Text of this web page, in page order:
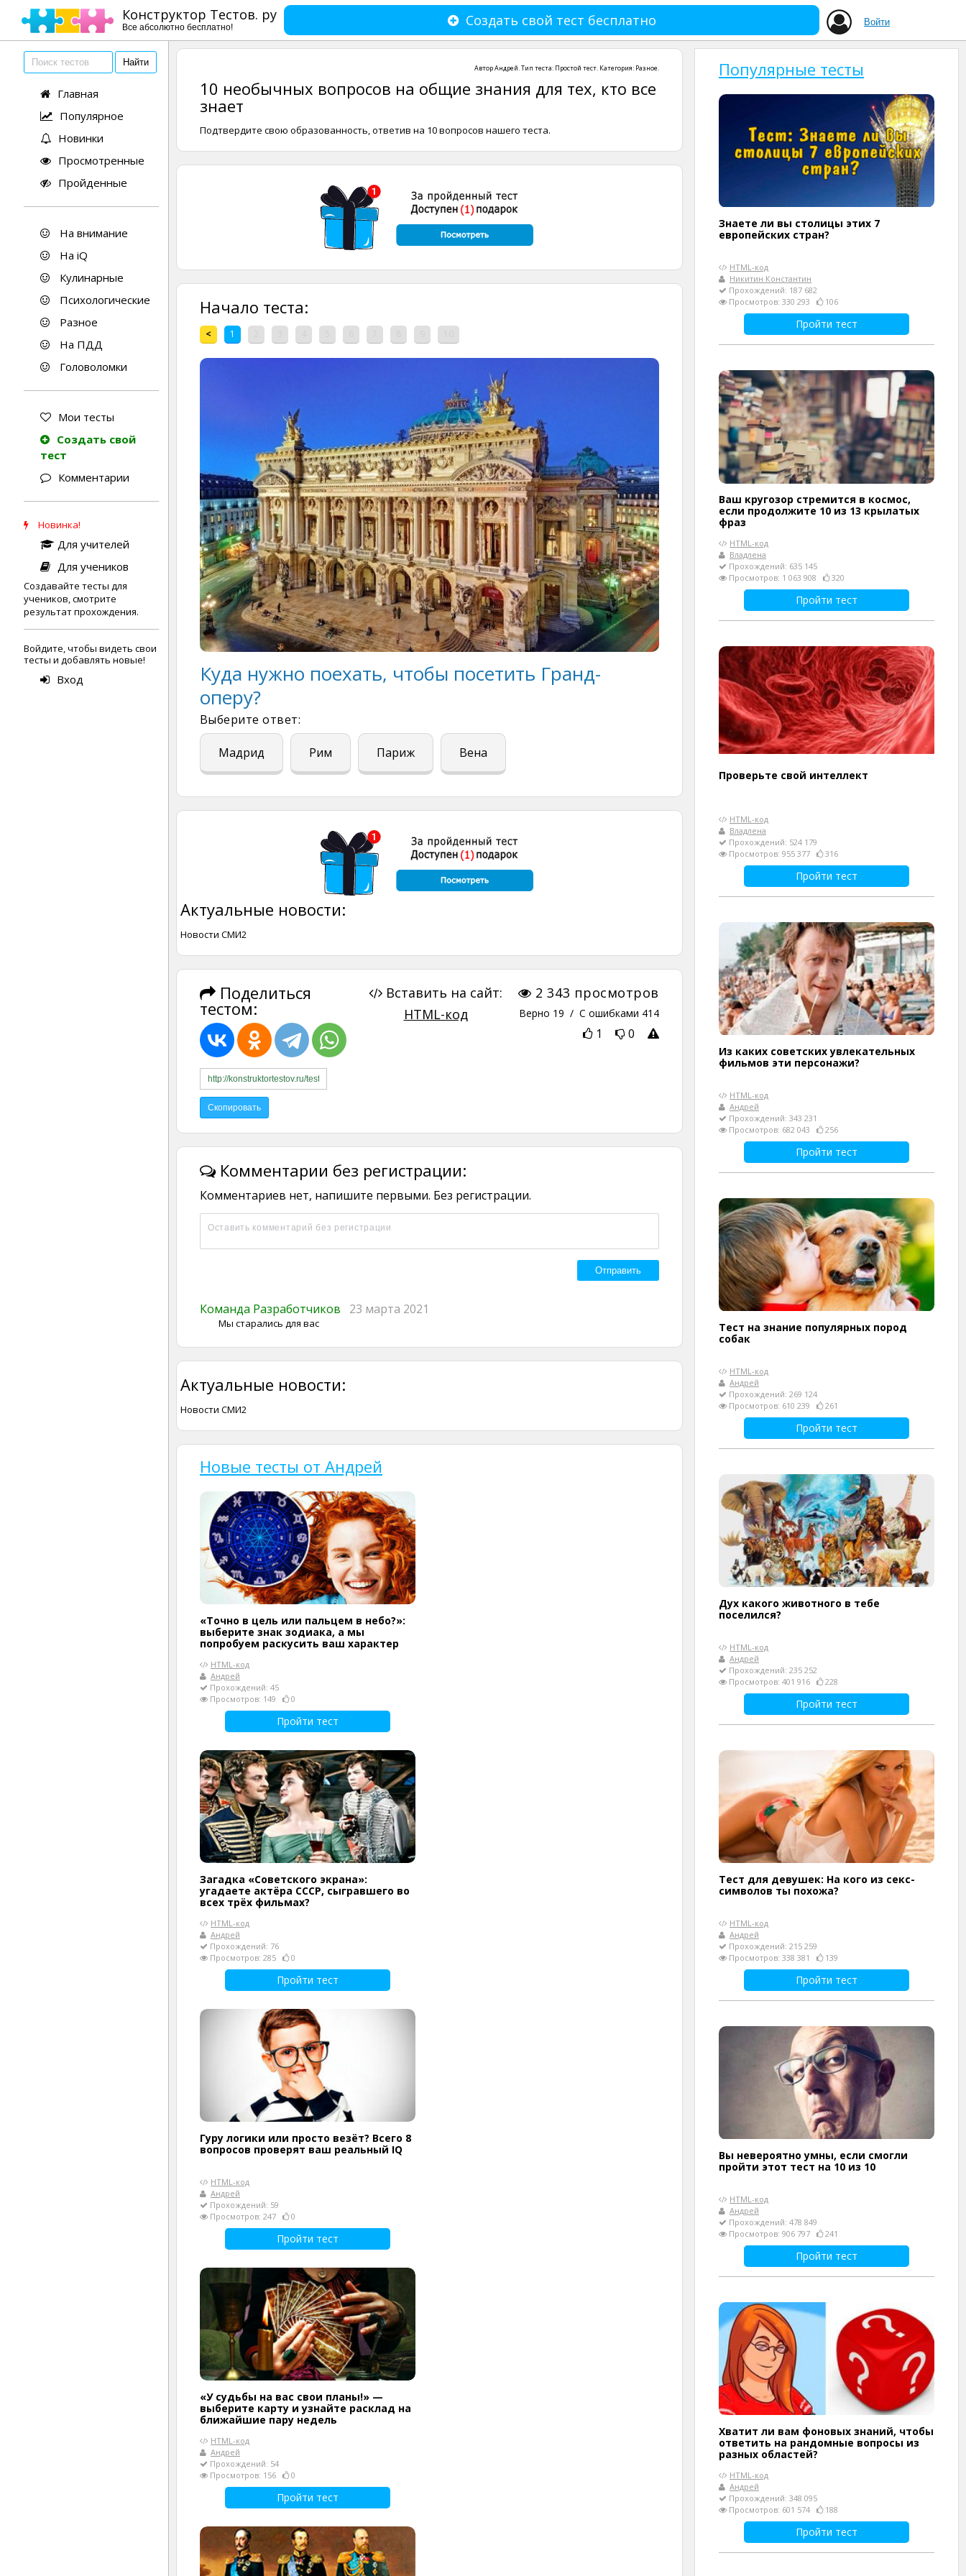
Конструктор Тестов. ру
Все абсолютно бесплатно! Войти
Создать свой тест бесплатно
Главная
Популярное
Новинки
Просмотренные
Пройденные
На внимание
На iQ
Кулинарные
Психологические
Разное
На ПДД
Головоломки
Мои тесты
Создать свой
тест
Комментарии
Новинка!
Для учителей
Для учеников
Создавайте тесты для
учеников, смотрите
результат прохождения.
Войдите, чтобы видеть свои
тесты и добавлять новые!
Вход
АвторАндрей. Тип теста: Простой тест. Категория: Разное.
10 необычных вопросов на общие знания для тех, кто все
знает
Подтвердите свою образованность, ответив на 10 вопросов нашего теста.
Начало теста:
< 1
Куда нужно поехать, чтобы посетить Гранд-
оперу?
Выберите ответ:
Мадрид Рим Париж Вена
Актуальные новости:
Новости СМИ2
Поделиться
тестом:
2 343 просмотров
Верно 19 / С ошибками 414
1 0
Вставить на сайт:
HTML-код
Комментарии без регистрации:
Комментариев нет, напишите первыми. Без регистрации.
Команда Разработчиков 23 марта 2021
Мы старались для вас
Актуальные новости:
Новости СМИ2
Новые тесты от Андрей
«Точно в цель или пальцем в небо?»:
выберите знак зодиака, а мы
попробуем раскусить ваш характер
HTML-код
Андрей
Прохождений: 45
Просмотров: 149
0
Пройти тест
Загадка «Советского экрана»:
угадаете актёра СССР, сыгравшего во
всех трёх фильмах?
HTML-код
Андрей
Прохождений: 76
Просмотров: 285
0
Пройти тест
Гуру логики или просто везёт? Всего 8
вопросов проверят ваш реальный IQ
HTML-код
Андрей
Прохождений: 59
Просмотров: 247
0
Пройти тест
«У судьбы на вас свои планы!» —
выберите карту и узнайте расклад на
ближайшие пару недель
HTML-код
Андрей
Прохождений: 54
Просмотров: 156
0
Пройти тест
Популярные тесты
Знаете ли вы столицы этих 7
европейских стран?
HTML-код
Никитин Константин
Прохождений: 187 682
Просмотров: 330 293
106
Пройти тест
Ваш кругозор стремится в космос,
если продолжите 10 из 13 крылатых
фраз
HTML-код
Владлена
Прохождений: 635 145
Просмотров: 1 063 908
320
Пройти тест
Проверьте свой интеллект
HTML-код
Владлена
Прохождений: 524 179
Просмотров: 955 377
316
Пройти тест
Из каких советских увлекательных
фильмов эти персонажи?
HTML-код
Андрей
Прохождений: 343 231
Просмотров: 682 043
256
Пройти тест
Тест на знание популярных пород
собак
HTML-код
Андрей
Прохождений: 269 124
Просмотров: 610 239
261
Пройти тест
Дух какого животного в тебе
поселился?
HTML-код
Андрей
Прохождений: 235 252
Просмотров: 401 916
228
Пройти тест
Тест для девушек: На кого из секс-
символов ты похожа?
HTML-код
Андрей
Прохождений: 215 259
Просмотров: 338 381
139
Пройти тест
Вы невероятно умны, если смогли
пройти этот тест на 10 из 10
HTML-код
Андрей
Прохождений: 478 849
Просмотров: 906 797
241
Пройти тест
Хватит ли вам фоновых знаний, чтобы
ответить на рандомные вопросы из
разных областей?
HTML-код
Андрей
Прохождений: 348 095
Просмотров: 601 574
188
Пройти тест